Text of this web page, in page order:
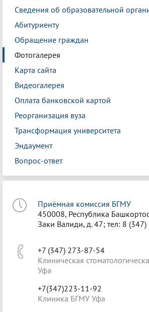
Сведения об образовательной
Абитуриенту
Обращение граждан
Фотогалерея
Карта сайта
Видеогалерея
Оплата банковской картой
Реорганизация вуза
Трансформация университета
Эндаумент
Вопрос-ответ
Приёмная комиссия БГМУ
450008, Республика
Заки Валиди, д. 47; тел: 8
+7 (347) 273-87-54
Клиническая
Уфа
+7(347)223-11-92
Клиника БГМУ Уфа